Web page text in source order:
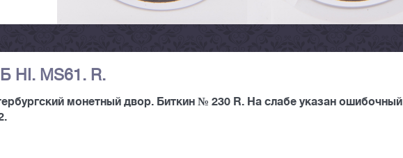
НI. MS61. R.
монетный двор. Биткин № 230 R. На слабе указан ошибочный